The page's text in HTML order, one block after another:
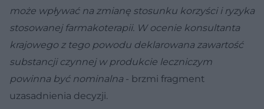
może wpływać na zmianę stosunku korzyści i ryzyka
stosowanej farmakoterapii. W ocenie konsultanta
krajowego z tego powodu deklarowana zawartość
substancji czynnej w produkcie leczniczym
powinna być nominalna - brzmi fragment
uzasadnienia decyzji.